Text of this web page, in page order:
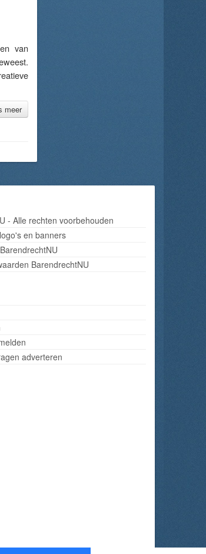
van
meer
- Alle rechten voorbehouden
en banners
BarendrechtNU
adverteren